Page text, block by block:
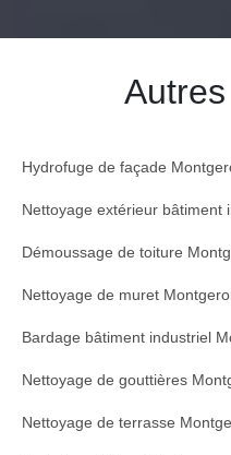
Hydrofuge de façade
Nettoyage extérieur bâtiment
Démoussage de toiture
Nettoyage de muret
Bardage bâtiment industriel
Nettoyage de gouttières
Nettoyage de terrasse